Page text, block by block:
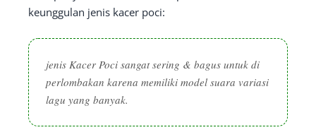
keunggulan jenis kacer poci:
jenis Kacer Poci sangat sering & bagus untuk di
perlombakan karena memiliki model suara variasi
lagu yang banyak.